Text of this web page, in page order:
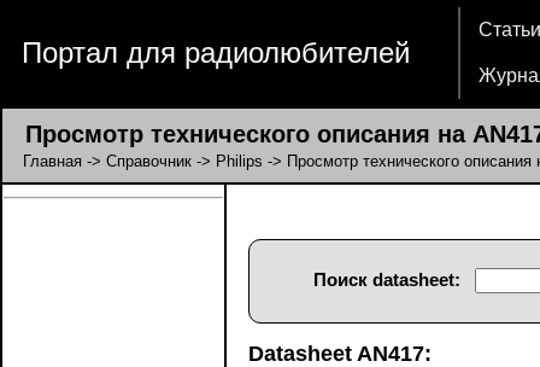
Портал для радиолюбителей
Статьи
Просмотр технического описания на
Главная -> Справочник -> Philips -> Просмотр технического описания
Поиск datasheet:
Datasheet AN417: